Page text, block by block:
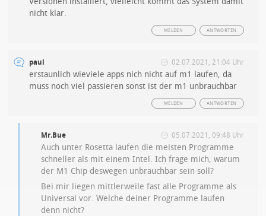
nicht klar.
ANTWORTEN
MELDEN
paul 02.07.2021, 21:04 Uhr
erstaunlich wieviele apps nich nicht auf m1 laufen, da
muss noch viel passieren sonst ist der m1 unbrauchbar
ANTWORTEN
MELDEN
Mr.Bue 05.07.2021, 09:48 Uhr
Auch unter Rosetta laufen die meisten Programme
schneller als mit einem Intel. Ich frage mich, warum
der M1 Chip deswegen unbrauchbar sein soll?
Bei mir liegen mittlerweile fast alle Programme als
Universal vor. Welche deiner Programme laufen
denn nicht?